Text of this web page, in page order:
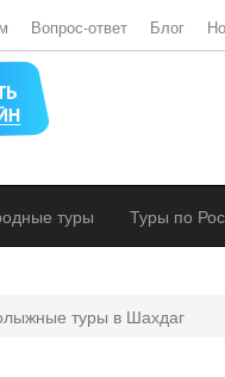
Вопрос-ответ Блог
туры
Туры по
туры в Шахдаг